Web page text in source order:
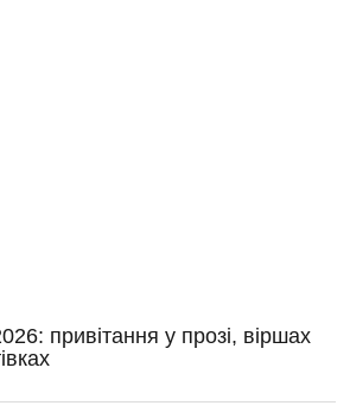
привітання у прозі, віршах